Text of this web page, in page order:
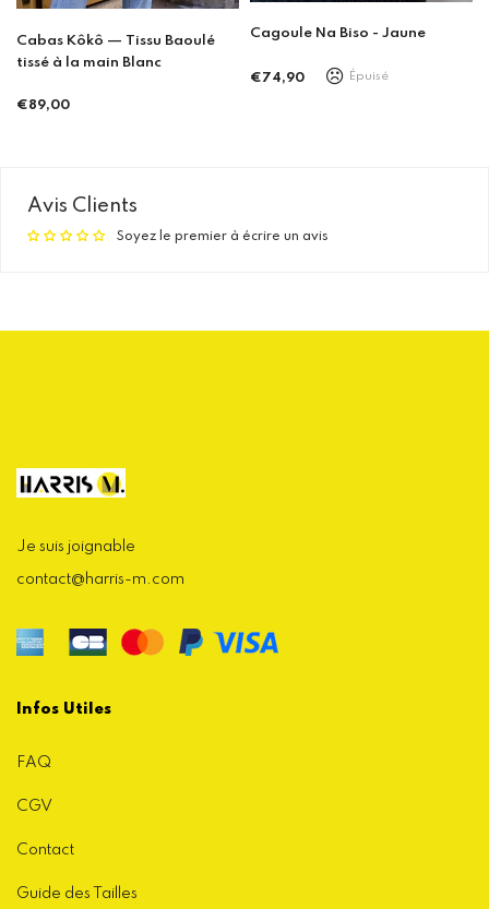
Cagoule Na Biso - Jaune
régulier
Cagoule Na Biso - Rose
Prix
€74,90
Avis Clients
Soyez le premier à écrire un avis
Je suis joignable
contact@harris-m.com
Infos Utiles
FAQ
CGV
Contact
Guide des Tailles